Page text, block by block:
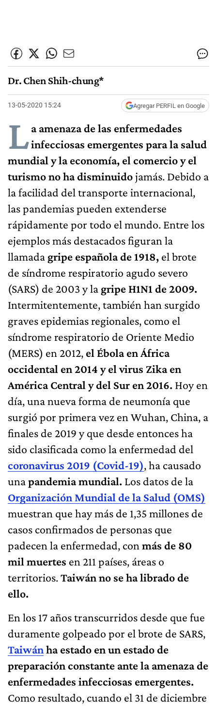
Dr. Chen Shih-chung*
13-05-2020 15:24 Agregar PERFIL en Google
La amenaza de las enfermedades
infecciosas emergentes para la salud
mundial y la economía, el comercio y el
turismo no ha disminuidojamás. Debido a
la facilidad del transporte internacional,
las pandemias pueden extenderse
rápidamente por todo el mundo. Entre los
ejemplos más destacados figuran la
llamada gripe española de 1918, el brote
de síndrome respiratorio agudo severo
(SARS) de 2003 y la gripe H1N1 de 2009.
Intermitentemente, también han surgido
graves epidemias regionales, como el
síndrome respiratorio de Oriente Medio
(MERS) en 2012, el Ébola en África
occidental en 2014 y el virus Zika en
América Central y del Sur en 2016. Hoy en
día, una nueva forma de neumonía que
surgió por primera vez en Wuhan, China, a
finales de 2019 y que desde entonces ha
sido clasificada como la enfermedad del
coronavirus 2019 (Covid-19), ha causado
unapandemia mundial. Los datos de la
Organización Mundial de la Salud (OMS)
muestran que hay más de 1,35 millones de
casos confirmados de personas que
padecen la enfermedad, con más de 80
mil muertes en 211 países, áreas o
territorios.Taiwán no se ha librado de
ello.
En los 17 años transcurridos desde que fue
duramente golpeado por el brote de SARS,
Taiwánha estado en un estado de
preparación constante ante la amenaza de
enfermedades infecciosas emergentes.
Como resultado, cuando el 31 de diciembre